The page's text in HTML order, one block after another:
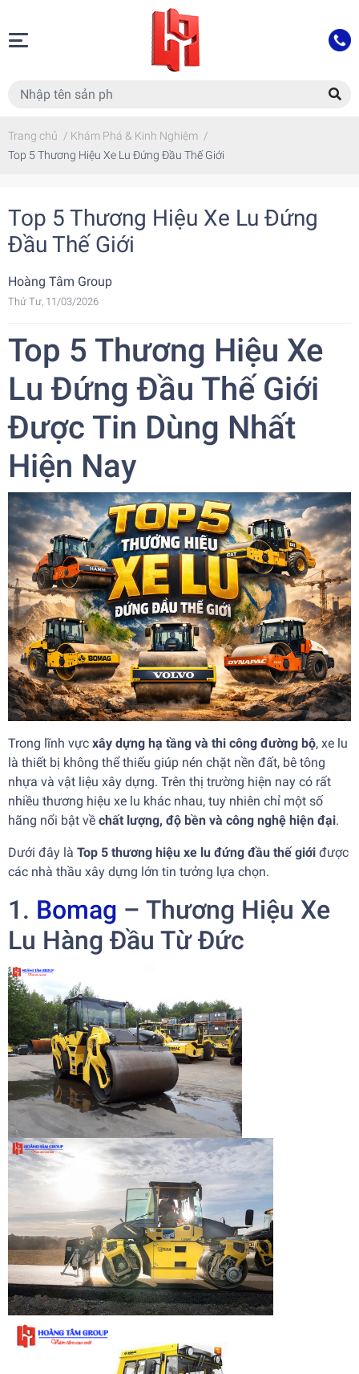
Trang chủ / Khám Phá & Kinh Nghiệm /
Top 5 Thương Hiệu Xe Lu Đứng Đầu Thế Giới
Top 5 Thương Hiệu Xe Lu Đứng
Đầu Thế Giới
Hoàng Tâm Group
Thứ Tư, 11/03/2026
Top 5 Thương Hiệu Xe
Lu Đứng Đầu Thế Giới
Được Tin Dùng Nhất
Hiện Nay
Trong lĩnh vực xây dựng hạ tầng và thi công đường bộ, xe lu
là thiết bị không thể thiếu giúp nén chặt nền đất, bê tông
nhựa và vật liệu xây dựng. Trên thị trường hiện nay có rất
nhiều thương hiệu xe lu khác nhau, tuy nhiên chỉ một số
hãng nổi bật về chất lượng, độ bền và công nghệ hiện đại.
Dưới đây là Top 5 thương hiệu xe lu đứng đầu thế giới được
các nhà thầu xây dựng lớn tin tưởng lựa chọn.
1. Bomag – Thương Hiệu Xe
Lu Hàng Đầu Từ Đức